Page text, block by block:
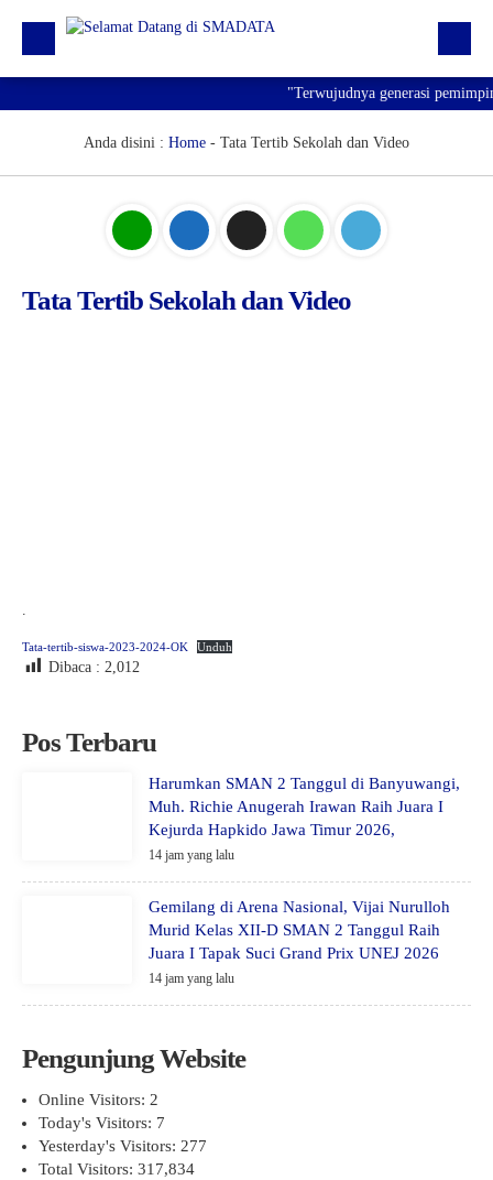
Kegiatan
Saluran Resmi WA
"Terwujudnya generasi
Anda disini : Home - Tata Tertib Sekolah dan Video
Tata Tertib Sekolah dan Video
Tata-tertib-siswa-2023-2024-OK Unduh
Dibaca : 2,012
Pos Terbaru
Harumkan SMAN 2 Tanggul di Banyuwangi,
Muh. Richie Anugerah Irawan Raih Juara I
Kejurda Hapkido Jawa Timur 2026,
14 jam yang lalu
Gemilang di Arena Nasional, Vijai Nurulloh
Murid Kelas XII-D SMAN 2 Tanggul Raih
Juara I Tapak Suci Grand Prix UNEJ 2026
14 jam yang lalu
Pengunjung Website
Online Visitors: 2
Today's Visitors: 7
Yesterday's Visitors: 277
Total Visitors: 317,834